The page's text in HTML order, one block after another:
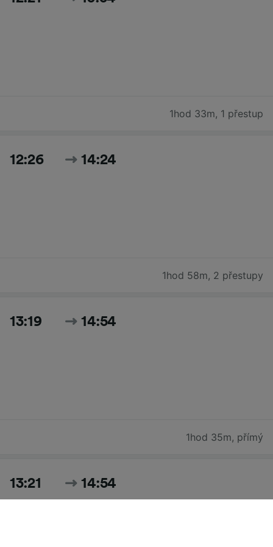
1hod 33m, 1 přestup
12:26 14:24
1hod 58m, 2 přestupy
13:19 14:54
1hod 35m, přímý
13:21 14:54